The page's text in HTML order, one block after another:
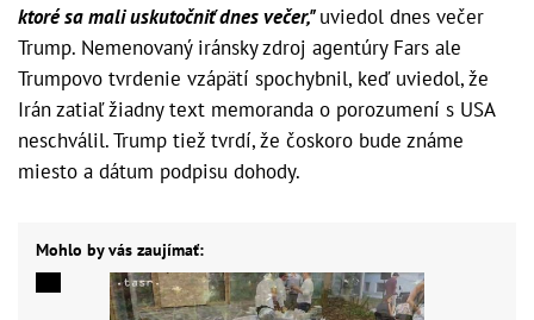
ktoré sa mali uskutočniť dnes večer,"uviedol dnes večer
Trump. Nemenovaný iránsky zdroj agentúry Fars ale
Trumpovo tvrdenie vzápätí spochybnil, keď uviedol, že
Irán zatiaľ žiadny text memoranda o porozumení s USA
neschválil. Trump tiež tvrdí, že čoskoro bude známe
miesto a dátum podpisu dohody.
Mohlo by vás zaujímať: